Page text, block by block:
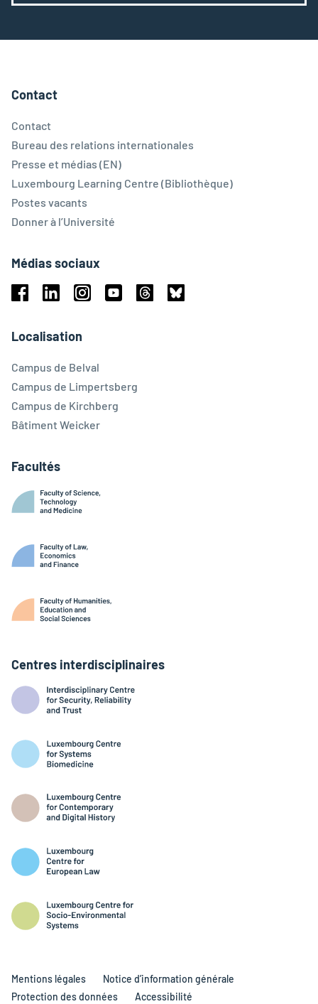
Contact
Contact
Bureau des relations internationales
Presse et médias (EN)
Luxembourg Learning Centre (Bibliothèque)
Postes vacants
Donner à l’Université
Médias sociaux
Localisation
Campus de Belval
Campus de Limpertsberg
Campus de Kirchberg
Bâtiment Weicker
Facultés
Centres interdisciplinaires
Mentions légales
Notice d’information générale
Protection des données
Accessibilité